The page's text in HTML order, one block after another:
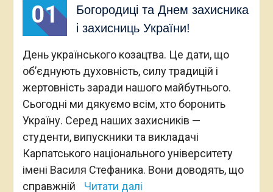
01
Богородиці та Днем захисника
і захисниць України!
День українського козацтва. Це дати, що
об’єднують духовність, силу традицій і
жертовність заради нашого майбутнього.
Сьогодні ми дякуємо всім, хто боронить
Україну. Серед наших захисників —
студенти, випускники та викладачі
Карпатського національного університету
імені Василя Стефаника. Вони доводять, що
справжній
Читати далі